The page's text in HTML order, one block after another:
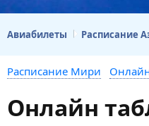
Авиабилеты Расписание
Расписание Мири
Онлайн